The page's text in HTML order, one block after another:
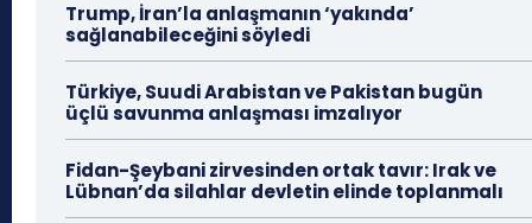
Trump, İran’la anlaşmanın ‘yakında’
sağlanabileceğini söyledi
Türkiye, Suudi Arabistan ve Pakistan bugün
üçlü savunma anlaşması imzalıyor
Fidan-Şeybani zirvesinden ortak tavır: Irak ve
Lübnan’da silahlar devletin elinde toplanmalı